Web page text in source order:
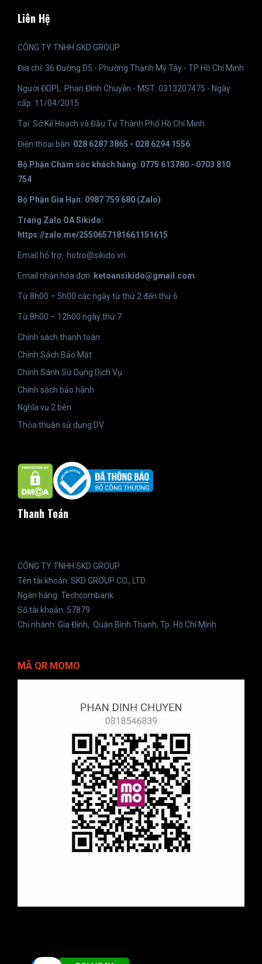
Liên Hệ
CÔNG TY TNHH SKD GROUP
Địa chỉ: 36 Đường D5 - Phường Thạnh Mỹ Tây - TP Hồ Chí Minh
Người ĐDPL: Phan Đình Chuyền - MST: 0313207475 - Ngày
cấp: 11/04/2015
Tại: Sở Kế Hoạch và Đầu Tư Thành Phố Hồ Chí Minh
Điện thoại bàn: 028 6287 3865 - 028 6294 1556
Bộ Phận Chăm sóc khách hàng: 0775 613780 - 0703 810
754
Bộ Phận Gia Hạn: 0987 759 680 (Zalo)
Trang Zalo OA Sikido:
https://zalo.me/2550657181661151615
Email hỗ trợ: hotro@sikido.vn
Email nhận hóa đơn: ketoansikido@gmail.com
Từ 8h00 – 5h00 các ngày từ thứ 2 đến thứ 6
Từ 8h00 – 12h00 ngày thứ 7
Chính sách thanh toán
Chính Sách Bảo Mật
Chính Sánh Sử Dụng Dịch Vụ
Chính sách bảo hành
Nghĩa vụ 2 bên
Thỏa thuận sử dụng DV
Thanh Toán
CÔNG TY TNHH SKD GROUP
Tên tài khoản: SKD GROUP CO., LTD
Ngân hàng: Techcombank
Số tài khoản: 57879
Chi nhánh: Gia Định, Quận Bình Thạnh, Tp. Hồ Chí Minh
MÃ QR MOMO